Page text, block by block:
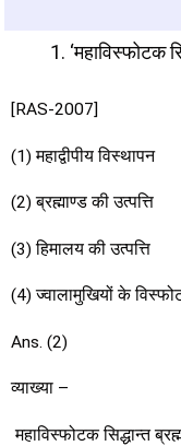
‘महाविस्फोटक
[RAS-2007]
(1) महाद्वीपीय विस्थापन
(2) ब्रह्माण्ड की उत्पत्ति
(3) हिमालय की उत्पत्ति
(4) ज्वालामुखियों के
Ans. (2)
व्याख्या –
महाविस्फोटक सिद्धान्त